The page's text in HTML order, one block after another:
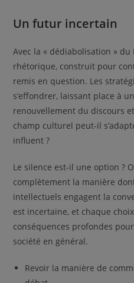
Un futur incertain
Avec la « dédiabolisation » du
rhétorique, construit pour
remis en question. Les
s’effondrer, laissant place à
renouvellement du discours
champ culturel peut-il
influent ?
Le silence est-il une option ?
complètement la manière
intellectuels engagent la
est incertaine, et chaque
conséquences profondes
société en général.
Revoir la manière de